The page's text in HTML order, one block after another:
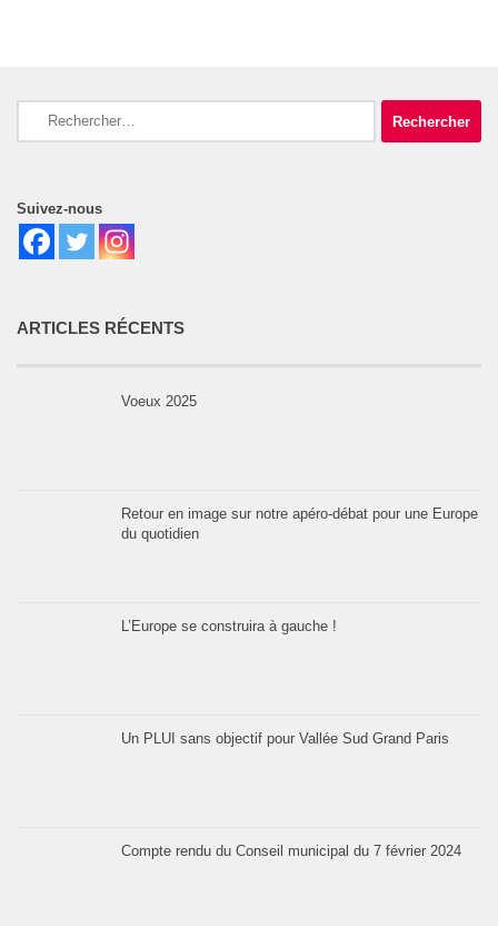
Suivez-nous
ARTICLES RÉCENTS
Voeux 2025
Retour en image sur notre apéro-débat pour une Europe
du quotidien
L’Europe se construira à gauche !
Un PLUI sans objectif pour Vallée Sud Grand Paris
Compte rendu du Conseil municipal du 7 février 2024